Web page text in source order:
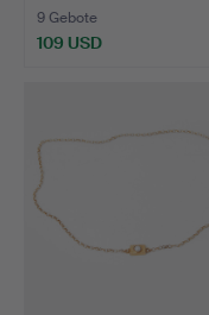
9 Gebote
109 USD